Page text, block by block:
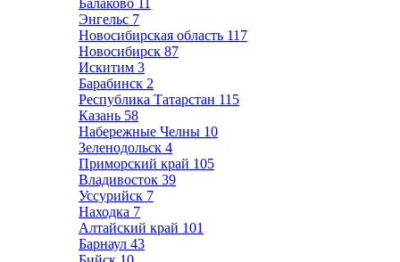
Балаково 11
Энгельс 7
Новосибирская область 117
Новосибирск 87
Искитим 3
Барабинск 2
Республика Татарстан 115
Казань 58
Набережные Челны 10
Зеленодольск 4
Приморский край 105
Владивосток 39
Уссурийск 7
Находка 7
Алтайский край 101
Барнаул 43